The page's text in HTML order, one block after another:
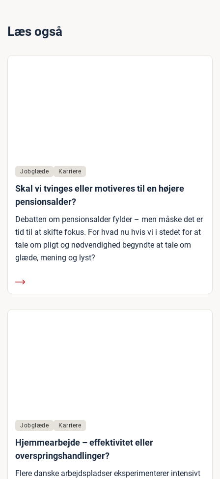
Læs også
Jobglæde Karriere
Skal vi tvinges eller motiveres til en højere
pensionsalder?
Debatten om pensionsalder fylder – men måske det er
tid til at skifte fokus. For hvad nu hvis vi i stedet for at
tale om pligt og nødvendighed begyndte at tale om
glæde, mening og lyst?
Jobglæde Karriere
Hjemmearbejde – effektivitet eller
overspringshandlinger?
Flere danske arbejdspladser eksperimenterer intensivt